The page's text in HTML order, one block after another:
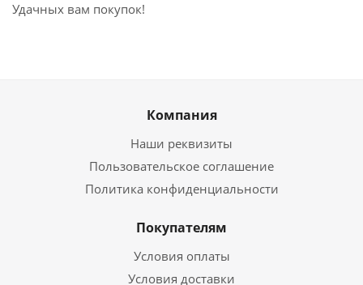
Удачных вам покупок!
Компания
Наши реквизиты
Пользовательское соглашение
Политика конфиденциальности
Покупателям
Условия оплаты
Условия доставки